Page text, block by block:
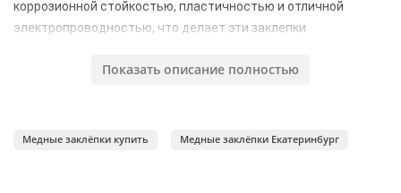
коррозионной стойкостью, пластичностью и отличной
электропроводностью, что делает эти заклепки
других отраслях. ПКФ «ПромТех» осуществляет строгий
Компания предлагает выгодные условия поставок и
Показать описание полностью
Медные заклёпки купить Медные заклёпки Екатеринбург